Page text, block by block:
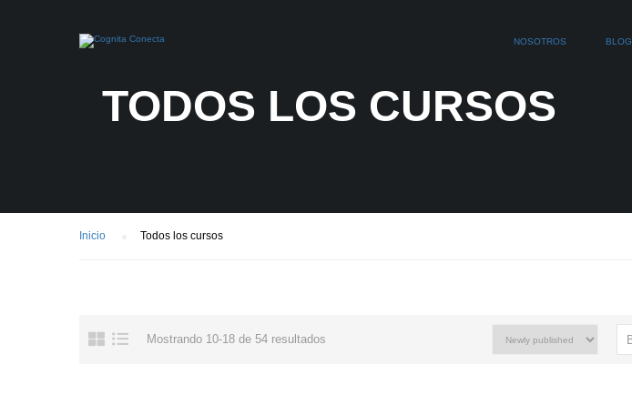
NOSOTROS BLOG
TODOS LOS CURSOS
Inicio Todos los cursos
Mostrando 10-18 de 54 resultados